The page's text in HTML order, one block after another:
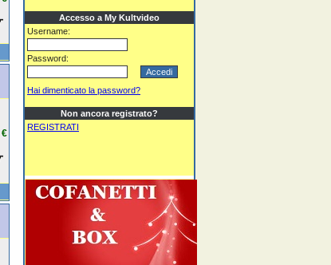
€
Accesso a My Kultvideo
Username:
Password:
Hai dimenticato la password?
Non ancora registrato?
REGISTRATI